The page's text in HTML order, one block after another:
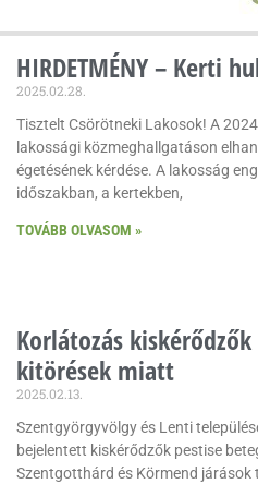
HIRDETMÉNY – Kerti
2025.02.28.
Tisztelt Csörötneki Lakosok! A
lakossági közmeghallgatáson
égetésének kérdése. A lakosság
időszakban, a kertekben,
TOVÁBB OLVASOM »
Korlátozás
kitörések miatt
2025.02.13.
Szentgyörgyvölgy és Lenti
bejelentett kiskérődzők pestise
Szentgotthárd és Körmend járások